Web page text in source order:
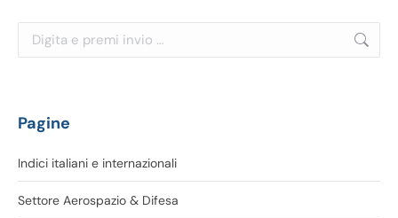
Cerca:
Pagine
Indici italiani e internazionali
Settore Aerospazio & Difesa